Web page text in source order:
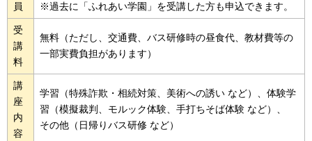
員
※過去に「ふれあい学園」を受講した方も申込できます。
受
講
料
無料（ただし、交通費、バス研修時の昼食代、教材費等の
一部実費負担があります）
講
座
内
容
学習（特殊詐欺・相続対策、美術への誘い など）、体験学
習（模擬裁判、モルック体験、手打ちそば体験 など）、
その他（日帰りバス研修 など）